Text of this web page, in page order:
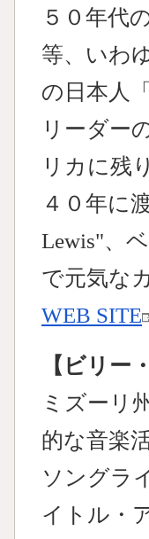
５０年代
等、いわ
の日本人
リーダー
リカに残
４０年に
Lewis"、
で元気な
WEB SITE
【ビリー
ミズーリ
的な音楽
ソングラ
イトル・